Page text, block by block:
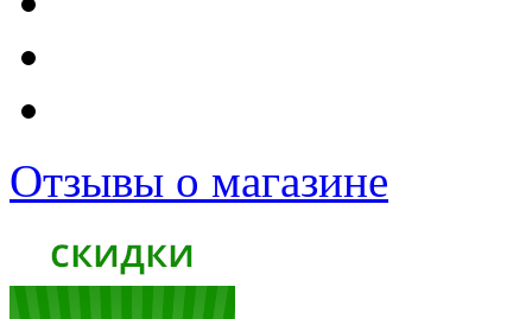
Отзывы о магазине